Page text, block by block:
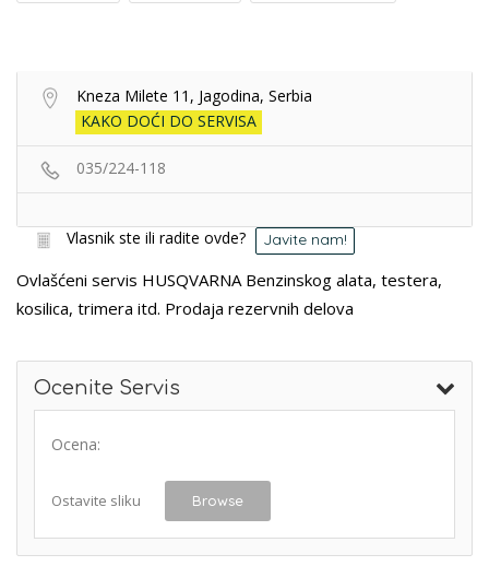
Kneza Milete 11, Jagodina, Serbia
KAKO DOĆI DO SERVISA
035/224-118
Vlasnik ste ili radite ovde? Javite nam!
Ovlašćeni servis HUSQVARNA Benzinskog alata, testera,
kosilica, trimera itd. Prodaja rezervnih delova
Ocenite Servis
Ocena:
Ostavite sliku Browse